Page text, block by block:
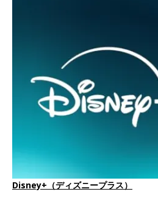
Disney+（ディズニープラス）